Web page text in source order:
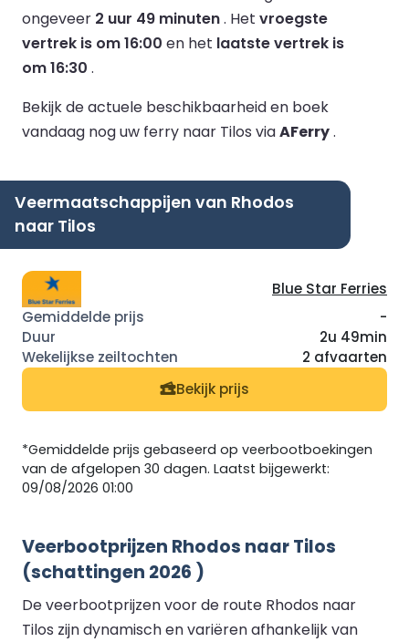
ongeveer 2 uur 49 minuten. Het vroegste
vertrek is om 16:00 en het laatste vertrek is
om 16:30 .
Bekijk de actuele beschikbaarheid en boek
vandaag nog uw ferry naar Tilos viaAFerry.
Veermaatschappijen van Rhodos
naar Tilos
Blue Star Ferries
-
2u 49min
2 afvaarten
Bekijk prijs
*Gemiddelde prijs gebaseerd op veerbootboekingen
van de afgelopen 30 dagen. Laatst bijgewerkt:
09/08/2026 01:00
Veerbootprijzen Rhodos naar Tilos
(schattingen 2026 )
De veerbootprijzen voor de route Rhodos naar
Tilos zijn dynamisch en variëren afhankelijk van